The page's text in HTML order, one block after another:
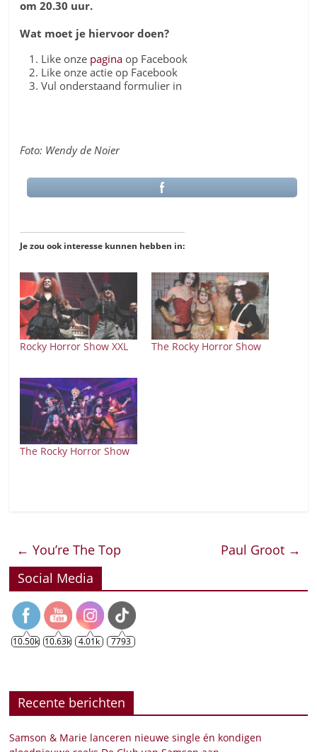
om 20.30 uur.
Wat moet je hiervoor doen?
Like onze pagina op Facebook
Like onze actie op Facebook
Vul onderstaand formulier in
Foto: Wendy de Noier
Je zou ook interesse kunnen hebben in:
Rocky Horror Show XXL The Rocky Horror Show
The Rocky Horror Show
← You’re The Top Paul Groot →
Social Media
10.50k 10.63k 4.01k 7793
Recente berichten
Samson & Marie lanceren nieuwe single én kondigen